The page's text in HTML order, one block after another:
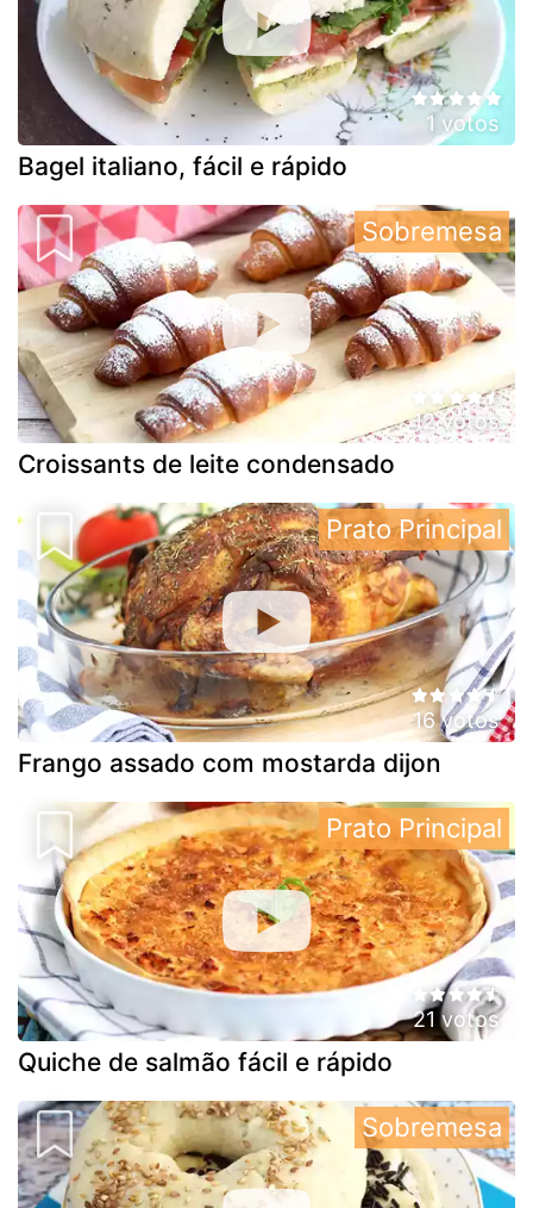
1 votos
Bagel italiano, fácil e rápido
12 votos
Croissants de leite condensado
Sobremesa
16 votos
Frango assado com mostarda dijon
Prato Principal
21 votos
Quiche de salmão fácil e rápido
Prato Principal
Sobremesa